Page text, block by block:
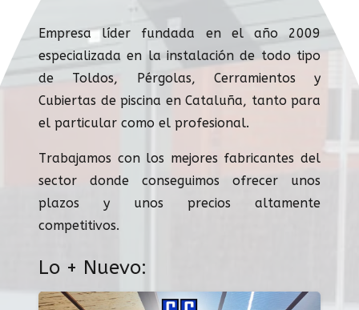
Empresa líder fundada en el año 2009
especializada en la instalación de todo tipo
de Toldos, Pérgolas, Cerramientos y
Cubiertas de piscina en Cataluña, tanto para
el particular como el profesional.
Trabajamos con los mejores fabricantes del
sector donde conseguimos ofrecer unos
plazos y unos precios altamente
competitivos.
Lo + Nuevo: